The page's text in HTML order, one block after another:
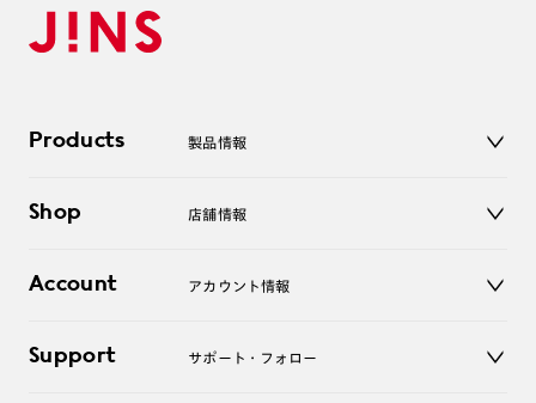
Products 製品情報
サングラス
コンタクトレンズ
アクセサリー
Shop 店舗情報
オンラインショップ
Account アカウント情報
ログアウト
Support サポート・フォロー